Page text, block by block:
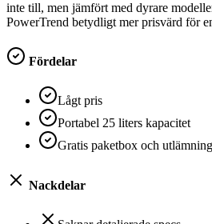
inte till, men jämfört med dyrare
PowerTrend betydligt mer prisvärd för
Fördelar
Lågt pris
Portabel 25 liters kapacitet
Gratis paketbox och utlämning
Nackdelar